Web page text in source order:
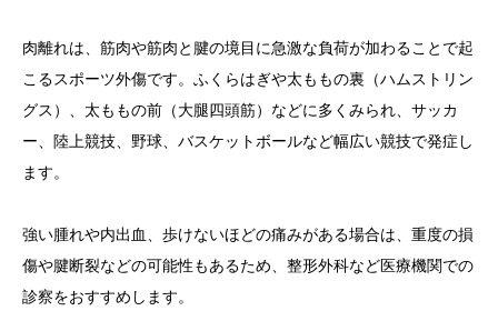
肉離れは、筋肉や筋肉と腱の境目に急激な負荷が加わることで起
こるスポーツ外傷です。ふくらはぎや太ももの裏（ハムストリン
グス）、太ももの前（大腿四頭筋）などに多くみられ、サッカ
ー、陸上競技、野球、バスケットボールなど幅広い競技で発症し
ます。
強い腫れや内出血、歩けないほどの痛みがある場合は、重度の損
傷や腱断裂などの可能性もあるため、整形外科など医療機関での
診察をおすすめします。